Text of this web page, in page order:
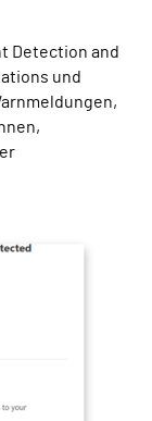
Detection and
und